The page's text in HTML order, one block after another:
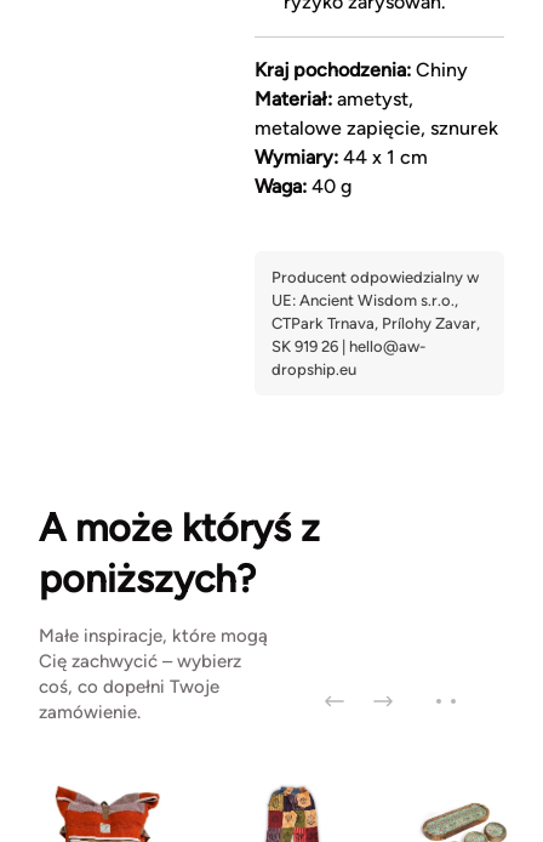
Kraj pochodzenia:Chiny
Materiał:ametyst,
metalowe zapięcie, sznurek
Wymiary:44 x 1 cm
Waga:40 g
A może któryś z
poniższych?
Małe inspiracje, które mogą
Cię zachwycić – wybierz
coś, co dopełni Twoje
zamówienie.